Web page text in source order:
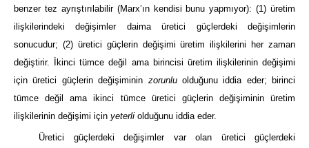
benzer tez ayrıştırılabilir (Marx’ın kendisi bunu yapmıyor): (1) üretim
ilişkilerindeki değişimler daima üretici güçlerdeki değişimlerin
sonucudur; (2) üretici güçlerin değişimi üretim ilişkilerini her zaman
değiştirir. İkinci tümce değil ama birincisi üretim ilişkilerinin değişimi
için üretici güçlerin değişiminin zorunluolduğunu iddia eder; birinci
tümce değil ama ikinci tümce üretici güçlerin değişiminin üretim
ilişkilerinin değişimi için yeterli olduğunu iddia eder.
Üretici güçlerdeki değişimler var olan üretici güçlerdeki